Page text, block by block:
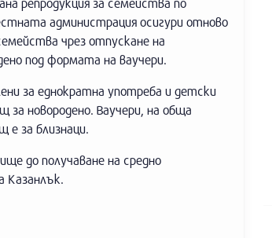
администрация осигури отново
чрез отпускане на
под формата на ваучери.
за еднократна употреба и детски
за новородено. Ваучери, на обща
за близнаци.
до получаване на средно
Казанлък.